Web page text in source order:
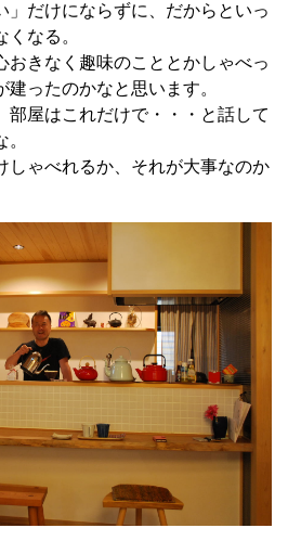
」だけにならずに、だからといっ
なる。
おきなく趣味のこととかしゃべっ
ったのかなと思います。
部屋はこれだけで・・・と話して
しゃべれるか、それが大事なのか